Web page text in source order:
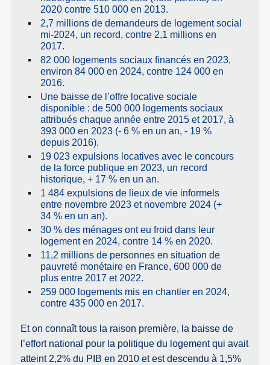
2020 contre 510 000 en 2013.
2,7 millions de demandeurs de logement social
mi-2024, un record, contre 2,1 millions en
2017.
82 000 logements sociaux financés en 2023,
environ 84 000 en 2024, contre 124 000 en
2016.
Une baisse de l’offre locative sociale
disponible : de 500 000 logements sociaux
attribués chaque année entre 2015 et 2017, à
393 000 en 2023 (- 6 % en un an, - 19 %
depuis 2016).
19 023 expulsions locatives avec le concours
de la force publique en 2023, un record
historique, + 17 % en un an.
1 484 expulsions de lieux de vie informels
entre novembre 2023 et novembre 2024 (+
34 % en un an).
30 % des ménages ont eu froid dans leur
logement en 2024, contre 14 % en 2020.
11,2 millions de personnes en situation de
pauvreté monétaire en France, 600 000 de
plus entre 2017 et 2022.
259 000 logements mis en chantier en 2024,
contre 435 000 en 2017.
Et on connaît tous la raison première, la baisse de
l’effort national pour la politique du logement qui avait
atteint 2,2% du PIB en 2010 et est descendu à 1,5%